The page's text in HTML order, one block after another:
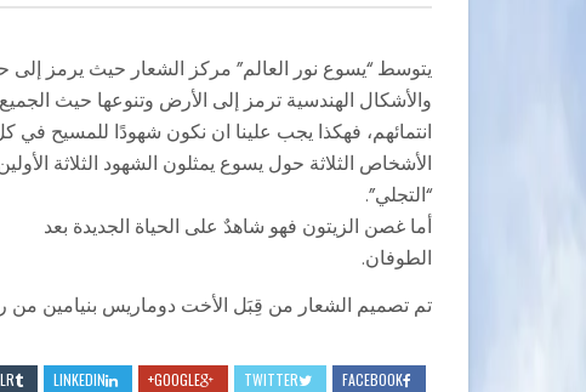
يتوسط “يسوع نور العالم” مركز الشعار حيث يرمز إلى
والأشكال الهندسية ترمز إلى الأرض وتنوعها حيث
انتمائهم، فهكذا يجب علينا ان نكون شهودًا للمسيح في
الأشخاص الثلاثة حول يسوع يمثلون الشهود الثلاثة
“التجلي”.
أما غصن الزيتون فهو شاهدٌ على الحياة الجديدة بعد
الطوفان.
تم تصميم الشعار من قِبَل الأخت دوماريس بنيامين من
FACEBOOK
TWITTER
GOOGLE+
LINKEDIN